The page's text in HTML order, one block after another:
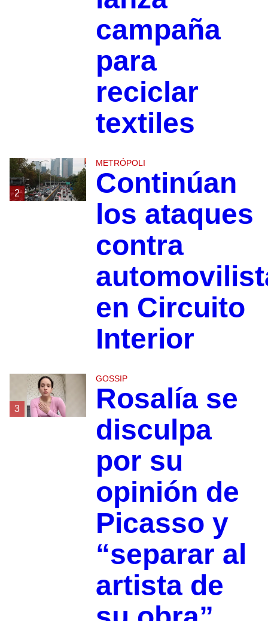
campaña
para
reciclar
textiles
2
METRÓPOLI
Continúan
los ataques
contra
en Circuito
Interior
3
GOSSIP
Rosalía se
disculpa
por su
opinión de
Picasso y
“separar al
artista de